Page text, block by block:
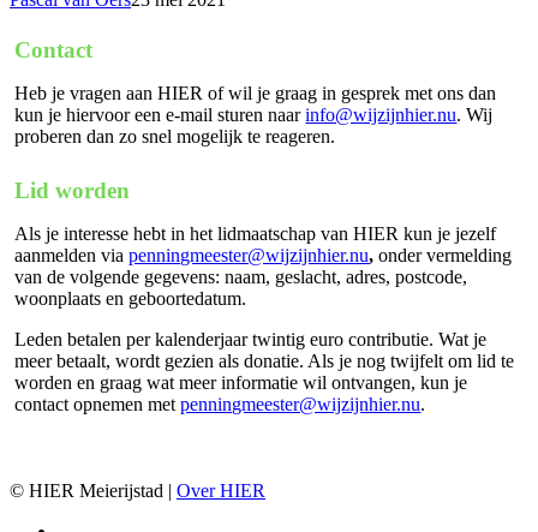
Contact
Heb je vragen aan HIER of wil je graag in gesprek met ons dan
kun je hiervoor een e-mail sturen naarinfo@wijzijnhier.nu. Wij
proberen dan zo snel mogelijk te reageren.
Lid worden
Als je interesse hebt in het lidmaatschap van HIER kun je jezelf
aanmelden viapenningmeester@wijzijnhier.nu, onder vermelding
van de volgende gegevens: naam, geslacht, adres, postcode,
woonplaats en geboortedatum.
Leden betalen per kalenderjaar twintig euro contributie. Wat je
meer betaalt, wordt gezien als donatie. Als je nog twijfelt om lid te
worden en graag wat meer informatie wil ontvangen, kun je
contact opnemen metpenningmeester@wijzijnhier.nu.
© HIER Meierijstad | Over HIER